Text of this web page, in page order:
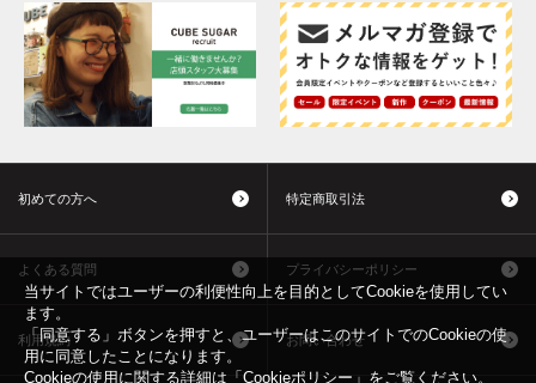
初めての方へ 特定商取引法
よくある質問 プライバシーポリシー
利用規約 お問い合わせ
当サイトではユーザーの利便性向上を目的としてCookieを使用してい
ます。
「同意する」ボタンを押すと、ユーザーはこのサイトでのCookieの使
用に同意したことになります。
Cookieの使用に関する詳細は「 Cookieポリシー 」をご覧ください。